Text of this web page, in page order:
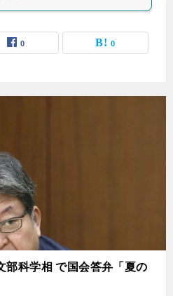
0 0
科学相 で国会答弁「夏の